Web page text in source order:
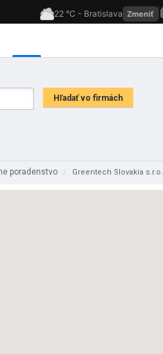
poradenstvo / Greentech Slovakia s.r.o.